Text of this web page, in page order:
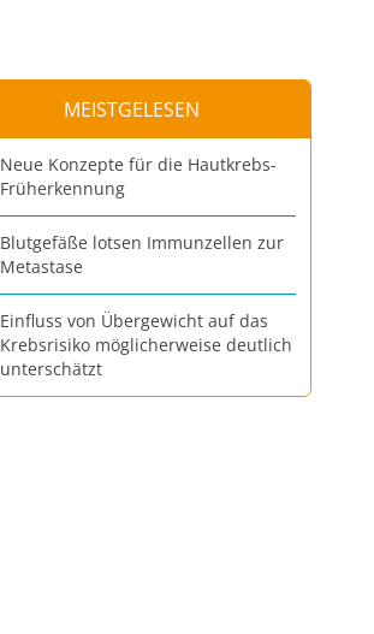
MEISTGELESEN
Neue Konzepte für die Hautkrebs-
Früherkennung
Blutgefäße lotsen Immunzellen zur
Metastase
Einfluss von Übergewicht auf das
Krebsrisiko möglicherweise deutlich
unterschätzt